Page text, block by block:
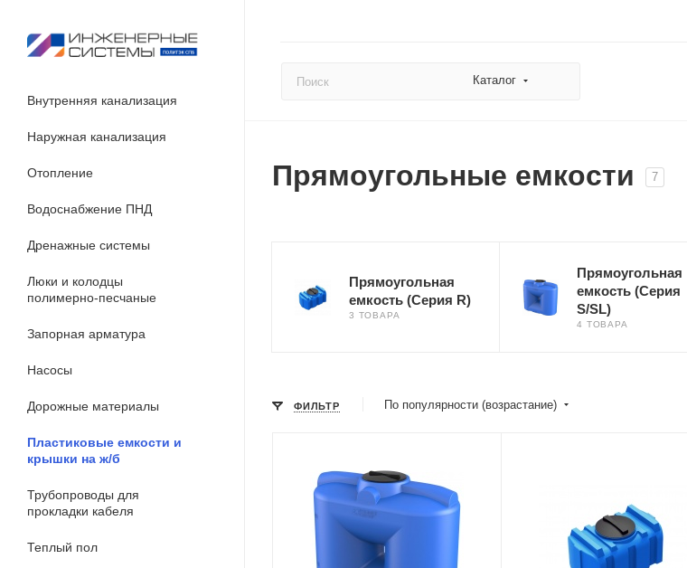
Каталог
Внутренняя канализация
Наружная канализация
Отопление
Водоснабжение ПНД
Дренажные системы
Люки и колодцы
полимерно-песчаные
Запорная арматура
Насосы
Дорожные материалы
Пластиковые емкости и
крышки на ж/б
Трубопроводы для
прокладки кабеля
Теплый пол
Прямоугольные емкости 7
Прямоугольная
емкость (Серия R)
3 ТОВАРА
Прямоугольная
емкость (Серия
S/SL)
4 ТОВАРА
ФИЛЬТР По популярности (возрастание)